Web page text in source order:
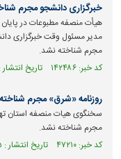
خبرگزاری دانشجو مجرم
هیأت منصفه مطبوعات در
مدیر مسئول وقت خبرگزاری
مجرم شناخته نشد.
کد خبر: ۱۴۲۴۸۶ تاریخ انتشار : ۱۳۹۷/۰۵/۲۸
روزنامه «شرق» مجرم
سخنگوی هیات منصفه استان
مجرم شناخته نشد.
کد خبر: ۴۷۲۱۰ تاریخ انتشار : ۱۳۹۵/۱۲/۱۵